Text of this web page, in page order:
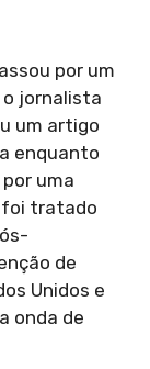
por um
jornalista
um artigo
enquanto
uma
foi tratado
de
Unidos e
onda de